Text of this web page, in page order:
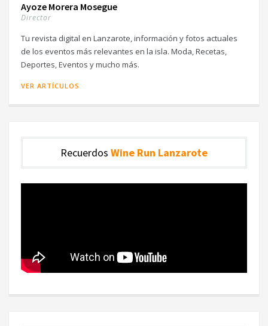
Ayoze Morera Mosegue
Director
Tu revista digital en Lanzarote, información y fotos actuales
de los eventos más relevantes en la isla. Moda, Recetas,
Deportes, Eventos y mucho más.
VER ARTÍCULOS
Recuerdos Wine Run Lanzarote